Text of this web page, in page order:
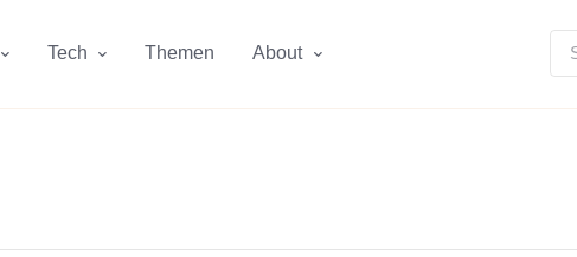
Tech Themen About